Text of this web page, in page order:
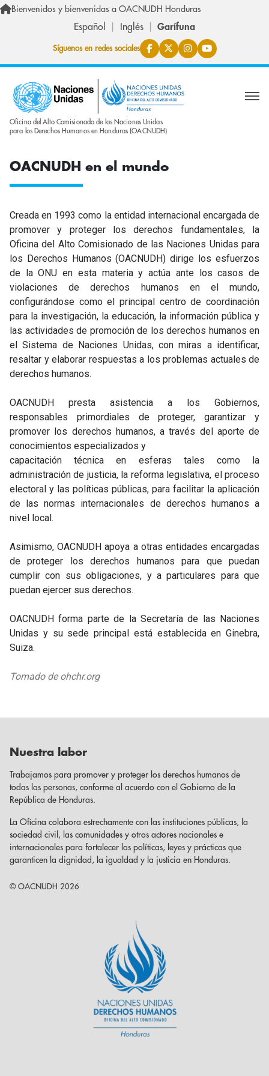
Skip to main content
Bienvenidos y bienvenidas a OACNUDH Honduras
Español Inglés Garífuna
Síguenos en redes sociales
Oficina del Alto Comisionado de las Naciones Unidas
para los Derechos Humanos en Honduras (OACNUDH)
OACNUDH en el mundo
Creada en 1993 como la entidad internacional encargada de
promover y proteger los derechos fundamentales, la
Oficina del Alto Comisionado de las Naciones Unidas para
los Derechos Humanos (OACNUDH) dirige los esfuerzos
de la ONU en esta materia y actúa ante los casos de
violaciones de derechos humanos en el mundo,
configurándose como el principal centro de coordinación
para la investigación, la educación, la información pública y
las actividades de promoción de los derechos humanos en
el Sistema de Naciones Unidas, con miras a identificar,
resaltar y elaborar respuestas a los problemas actuales de
derechos humanos.
OACNUDH presta asistencia a los Gobiernos,
responsables primordiales de proteger, garantizar y
promover los derechos humanos, a través del aporte de
conocimientos especializados y
capacitación técnica en esferas tales como la
administración de justicia, la reforma legislativa, el proceso
electoral y las políticas públicas, para facilitar la aplicación
de las normas internacionales de derechos humanos a
nivel local.
Asimismo, OACNUDH apoya a otras entidades encargadas
de proteger los derechos humanos para que puedan
cumplir con sus obligaciones, y a particulares para que
puedan ejercer sus derechos.
OACNUDH forma parte de la Secretaría de las Naciones
Unidas y su sede principal está establecida en Ginebra,
Suiza.
Tomado deohchr.org
Nuestra labor
Trabajamos para promover y proteger los derechos humanos de
todas las personas, conforme al acuerdo con el Gobierno de la
República de Honduras.
La Oficina colabora estrechamente con las instituciones públicas, la
sociedad civil, las comunidades y otros actores nacionales e
internacionales para fortalecer las políticas, leyes y prácticas que
garanticen la dignidad, la igualdad y la justicia en Honduras.
© OACNUDH 2026